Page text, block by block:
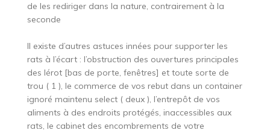
de les rediriger dans la nature, contrairement à la
seconde
Il existe d’autres astuces innées pour supporter les
rats à l’écart : l’obstruction des ouvertures principales
des lérot [bas de porte, fenêtres] et toute sorte de
trou ( 1 ), le commerce de vos rebut dans un container
ignoré maintenu select ( deux ), l’entrepôt de vos
aliments à des endroits protégés, inaccessibles aux
rats, le cabinet des encombrements de votre